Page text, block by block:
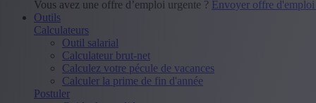
Vous avez une offre d’emploi urgente ? Envoyer offre
Outils
Calculateurs
Outil salarial
Calculateur brut-net
Calculez votre pécule de vacances
Calculer la prime de fin d'année
Postuler